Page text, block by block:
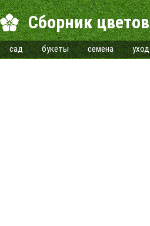
Сборник цветов
сад букеты семена уход